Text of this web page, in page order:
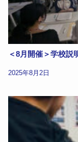
＜8月開催＞学校
2025年8月2日